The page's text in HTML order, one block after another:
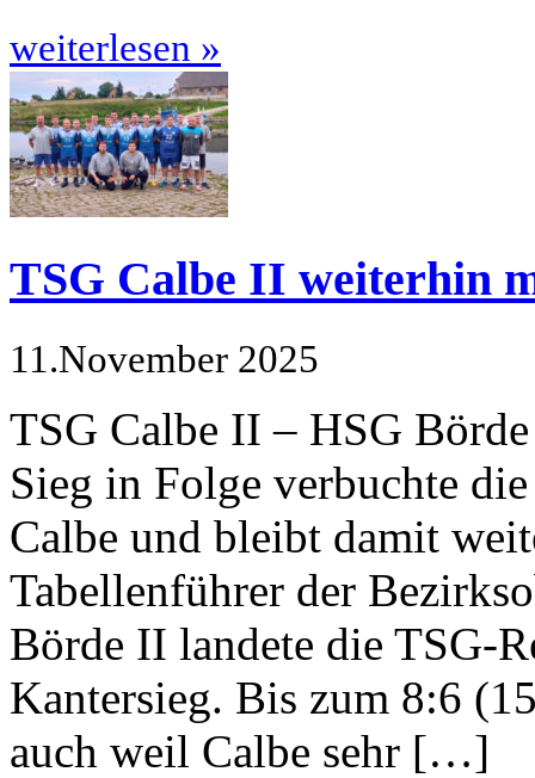
weiterlesen »
TSG Calbe II weiterhin
11.November 2025
TSG Calbe II – HSG
Sieg in Folge verbuchte
Calbe und bleibt damit
Tabellenführer der
Börde II landete die TSG-
Kantersieg. Bis zum 8:6
auch weil Calbe sehr […]